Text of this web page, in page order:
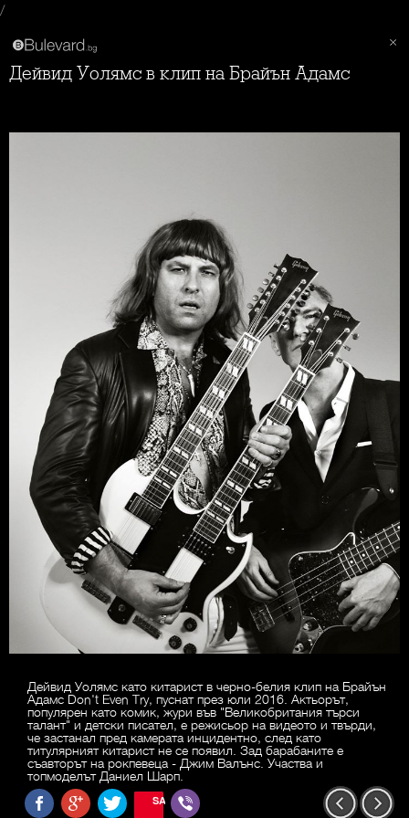
/
Дейвид Уолямс в клип на Брайън Адамс
Дейвид Уолямс като китарист в черно-белия клип на Брайън
Адамс Don't Even Try, пуснат през юли 2016. Актьорът,
популярен като комик, жури във "Великобритания търси
талант" и детски писател, е режисьор на видеото и твърди,
че застанал пред камерата инцидентно, след като
титулярният китарист не се появил. Зад барабаните е
съавторът на рокпевеца - Джим Валънс. Участва и
топмоделът Даниел Шарп.
SAVE